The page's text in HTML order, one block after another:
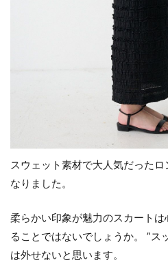
スウェット素材で大人気だった
なりました。
柔らかい印象が魅力のスカートは
ることではないでしょうか。 ”ス
は外せないと思います。